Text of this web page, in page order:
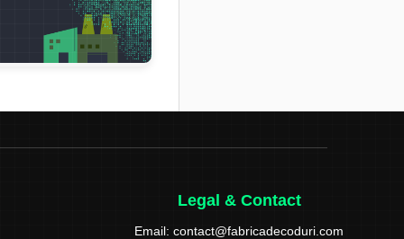
Legal & Contact
Email: contact@fabricadecoduri.com